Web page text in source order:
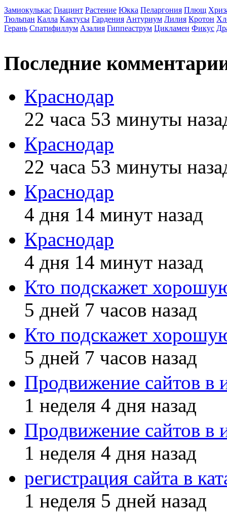
Замиокулькас Гиацинт Растение Юкка Пеларгония Плющ
Тюльпан Калла Кактусы Гардения Антуриум Лилия Кротон
Герань Спатифиллум Азалия Гиппеаструм Цикламен Фикус
Последние
Краснодар
22 часа 53 минуты
Краснодар
22 часа 53 минуты
Краснодар
4 дня 14 минут назад
Краснодар
4 дня 14 минут назад
Кто подскажет
5 дней 7 часов назад
Кто подскажет
5 дней 7 часов назад
Продвижение сайтов в
1 неделя 4 дня назад
Продвижение сайтов в
1 неделя 4 дня назад
регистрация сайта в
1 неделя 5 дней назад